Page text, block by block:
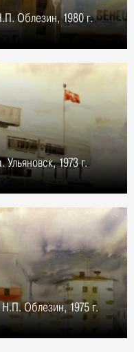
Облезин, 1980 г.
1973 г.
Облезин, 1975 г.